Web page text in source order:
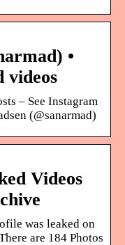
•
videos
– See Instagram
(@sanarmad)
Videos
was leaked on
are 184 Photos